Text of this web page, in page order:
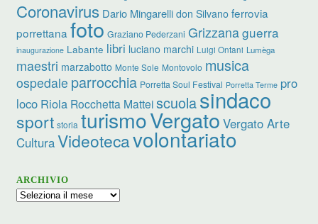
Coronavirus Dario Mingarelli don Silvano ferrovia
porrettana foto Graziano Pederzani Grizzanaguerra
inaugurazione Labante libri luciano marchi Luigi Ontani Lumèga
maestri marzabotto Monte Sole Montovolo musica
ospedale parrocchia Porretta Soul Festival Porretta Terme pro
loco Riola Rocchetta Matteiscuolasindaco
sport storia turismoVergato Vergato Arte
CulturaVideotecavolontariato
ARCHIVIO
Archivio